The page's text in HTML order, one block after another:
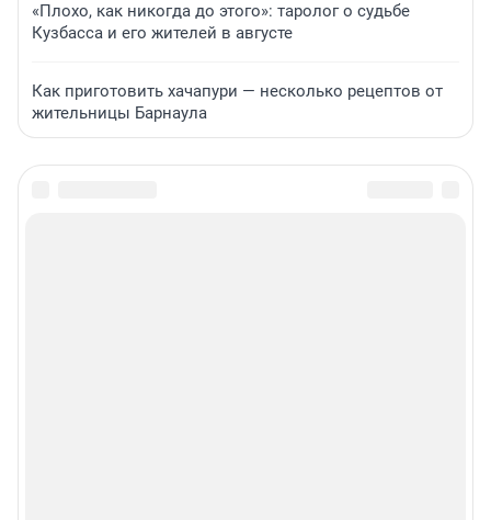
«Плохо, как никогда до этого»: таролог о судьбе
Кузбасса и его жителей в августе
Как приготовить хачапури — несколько рецептов от
жительницы Барнаула